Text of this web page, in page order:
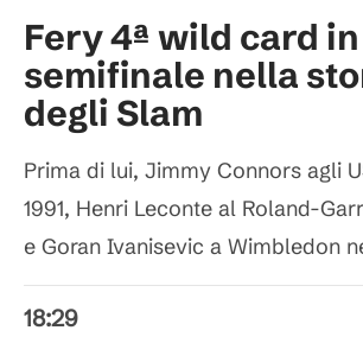
Fery 4ª wild card in
semifinale nella
degli Slam
Prima di lui, Jimmy Connors agli
1991, Henri Leconte al Roland-
e Goran Ivanisevic a Wimbledon
18:29